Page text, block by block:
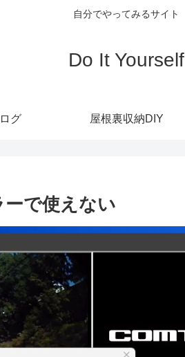
自分でやってみるサイト
Do It Yourself
グ 屋根裏収納DIY
で使えない